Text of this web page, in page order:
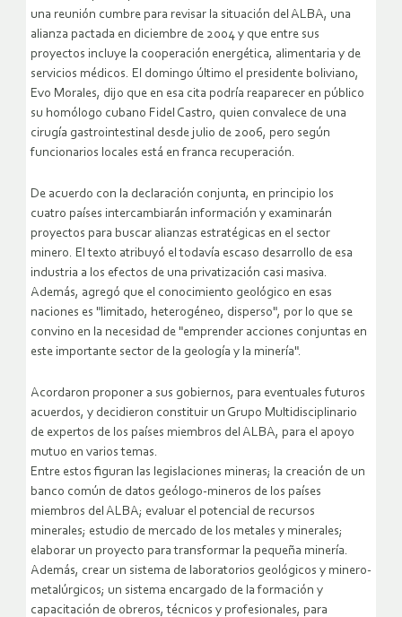
una reunión cumbre para revisar la situación del ALBA, una
alianza pactada en diciembre de 2004 y que entre sus
proyectos incluye la cooperación energética, alimentaria y de
servicios médicos. El domingo último el presidente boliviano,
Evo Morales, dijo que en esa cita podría reaparecer en público
su homólogo cubano Fidel Castro, quien convalece de una
cirugía gastrointestinal desde julio de 2006, pero según
funcionarios locales está en franca recuperación.
De acuerdo con la declaración conjunta, en principio los
cuatro países intercambiarán información y examinarán
proyectos para buscar alianzas estratégicas en el sector
minero. El texto atribuyó el todavía escaso desarrollo de esa
industria a los efectos de una privatización casi masiva.
Además, agregó que el conocimiento geológico en esas
naciones es "limitado, heterogéneo, disperso", por lo que se
convino en la necesidad de "emprender acciones conjuntas en
este importante sector de la geología y la minería".
Acordaron proponer a sus gobiernos, para eventuales futuros
acuerdos, y decidieron constituir un Grupo Multidisciplinario
de expertos de los países miembros del ALBA, para el apoyo
mutuo en varios temas.
Entre estos figuran las legislaciones mineras; la creación de un
banco común de datos geólogo-mineros de los países
miembros del ALBA; evaluar el potencial de recursos
minerales; estudio de mercado de los metales y minerales;
elaborar un proyecto para transformar la pequeña minería.
Además, crear un sistema de laboratorios geológicos y minero-
metalúrgicos; un sistema encargado de la formación y
capacitación de obreros, técnicos y profesionales, para